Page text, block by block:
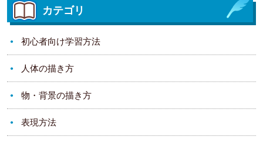
カテゴリ
初心者向け学習方法
人体の描き方
物・背景の描き方
表現方法